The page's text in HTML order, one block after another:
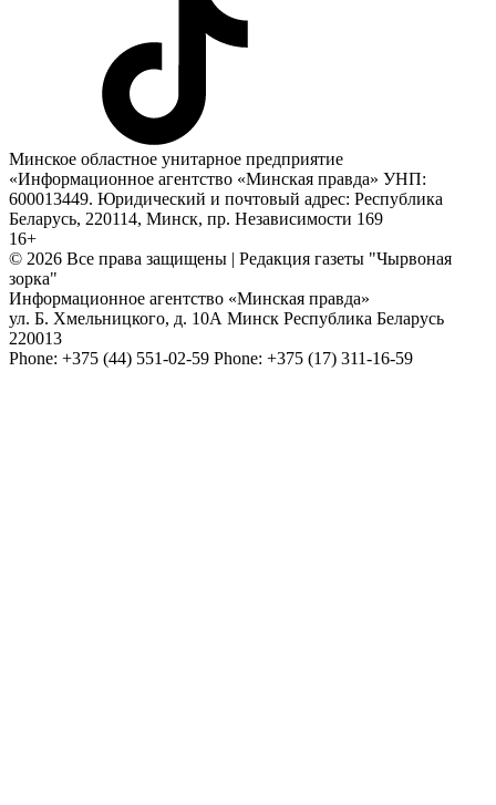
Минское областное унитарное предприятие
«Информационное агентство «Минская правда» УНП:
600013449. Юридический и почтовый адрес: Республика
Беларусь, 220114, Минск, пр. Независимости 169
16+
© 2026 Все права защищены | Редакция газеты "Чырвоная
зорка"
Информационное агентство «Минская правда»
ул. Б. Хмельницкого, д. 10А Минск Республика Беларусь
220013
Phone: +375 (44) 551-02-59 Phone: +375 (17) 311-16-59